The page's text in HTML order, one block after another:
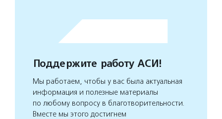
Поддержите работу АСИ!
Мы работаем, чтобы у вас была актуальная
информация и полезные материалы
по любому вопросу в благотворительности.
Вместе мы этого достигнем